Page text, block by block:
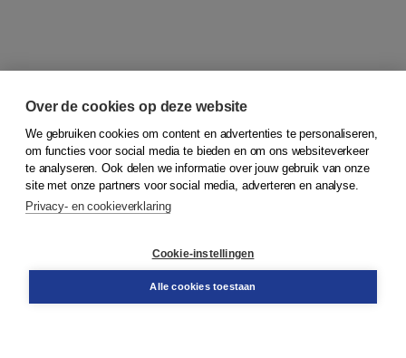
© 2026Koninklijke Boom uitgevers
Bestellen
Over de cookies op deze website
We gebruiken cookies om content en advertenties te personaliseren,
om functies voor social media te bieden en om ons websiteverkeer
te analyseren. Ook delen we informatie over jouw gebruik van onze
site met onze partners voor social media, adverteren en analyse.
Privacy- en cookieverklaring
Cookie-instellingen
Alle cookies toestaan